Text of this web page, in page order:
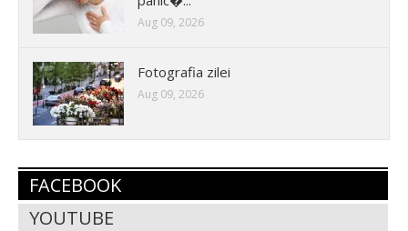
Aug 09, 2026
Fotografia zilei
Aug 09, 2026
FACEBOOK
YOUTUBE